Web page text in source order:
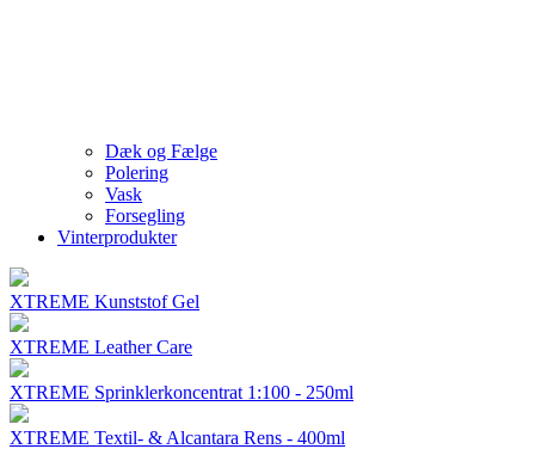
Dæk og Fælge
Polering
Vask
Forsegling
Vinterprodukter
XTREME Kunststof Gel
XTREME Leather Care
XTREME Sprinklerkoncentrat 1:100 - 250ml
XTREME Textil- & Alcantara Rens - 400ml